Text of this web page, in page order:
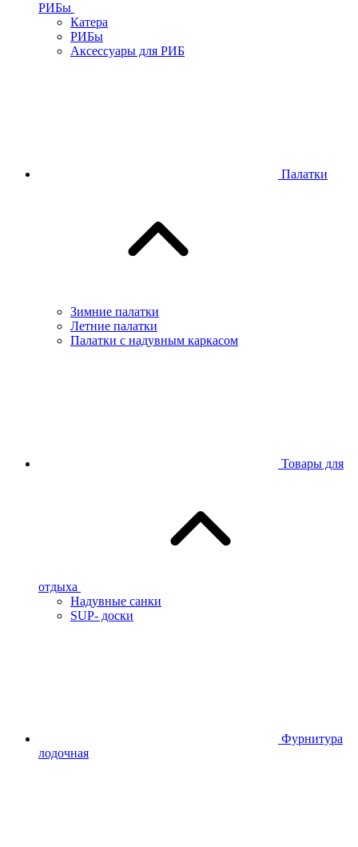
РИБы
Катера
РИБы
Аксессуары для РИБ
Палатки
Зимние палатки
Летние палатки
Палатки с надувным каркасом
Товары для
отдыха
Надувные санки
SUP- доски
Фурнитура
лодочная